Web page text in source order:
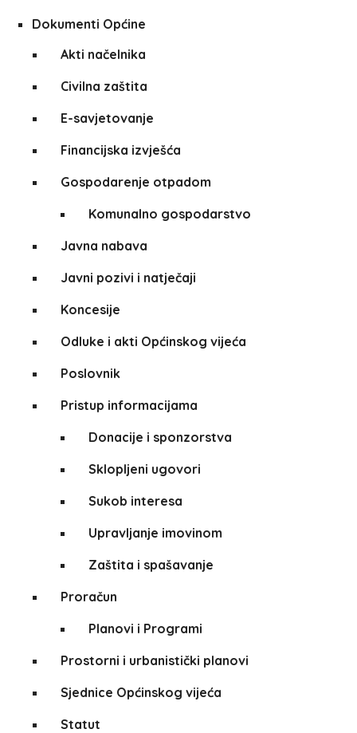
Dokumenti Općine
Akti načelnika
Civilna zaštita
E-savjetovanje
Financijska izvješća
Gospodarenje otpadom
Komunalno gospodarstvo
Javna nabava
Javni pozivi i natječaji
Koncesije
Odluke i akti Općinskog vijeća
Poslovnik
Pristup informacijama
Donacije i sponzorstva
Sklopljeni ugovori
Sukob interesa
Upravljanje imovinom
Zaštita i spašavanje
Proračun
Planovi i Programi
Prostorni i urbanistički planovi
Sjednice Općinskog vijeća
Statut